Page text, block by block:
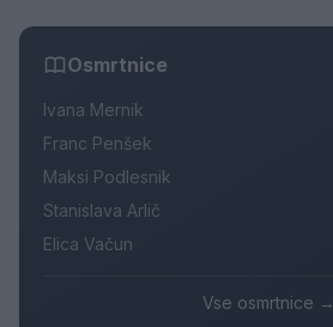
Osmrtnice
Ivana Mernik
Franc Penšek
Maksi Podlesnik
Stanislava Arlič
Elica Vačun
Vse osmrtnice →